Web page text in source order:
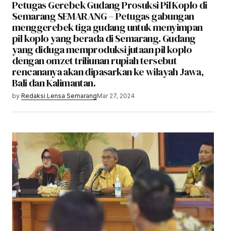
Petugas Gerebek Gudang Prosuksi Pil Koplo di
Semarang SEMARANG – Petugas gabungan
menggerebek tiga gudang untuk menyimpan
pil koplo yang berada di Semarang. Gudang
yang diduga memproduksi jutaan pil koplo
dengan omzet triliunan rupiah tersebut
rencananya akan dipasarkan ke wilayah Jawa,
Bali dan Kalimantan.
by Redaksi Lensa SemarangMar 27, 2024